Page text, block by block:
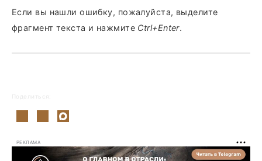
Если вы нашли ошибку, пожалуйста, выделите
фрагмент текста и нажмите Ctrl+Enter.
Поделиться:
РЕКЛАМА